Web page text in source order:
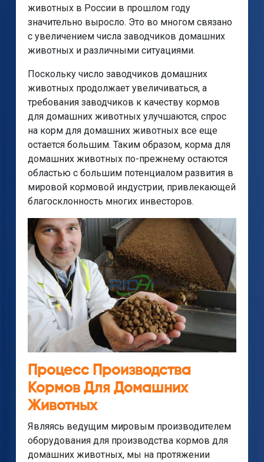
животных в России в прошлом году
значительно выросло. Это во многом связано
с увеличением числа заводчиков домашних
животных и различными ситуациями.
Поскольку число заводчиков домашних
животных продолжает увеличиваться, а
требования заводчиков к качеству кормов
для домашних животных улучшаются, спрос
на корм для домашних животных все еще
остается большим. Таким образом, корма для
домашних животных по-прежнему остаются
областью с большим потенциалом развития в
мировой кормовой индустрии, привлекающей
благосклонность многих инвесторов.
Процесс Производства
Кормов Для Домашних
Животных
Являясь ведущим мировым производителем
оборудования для производства кормов для
домашних животных, мы на протяжении